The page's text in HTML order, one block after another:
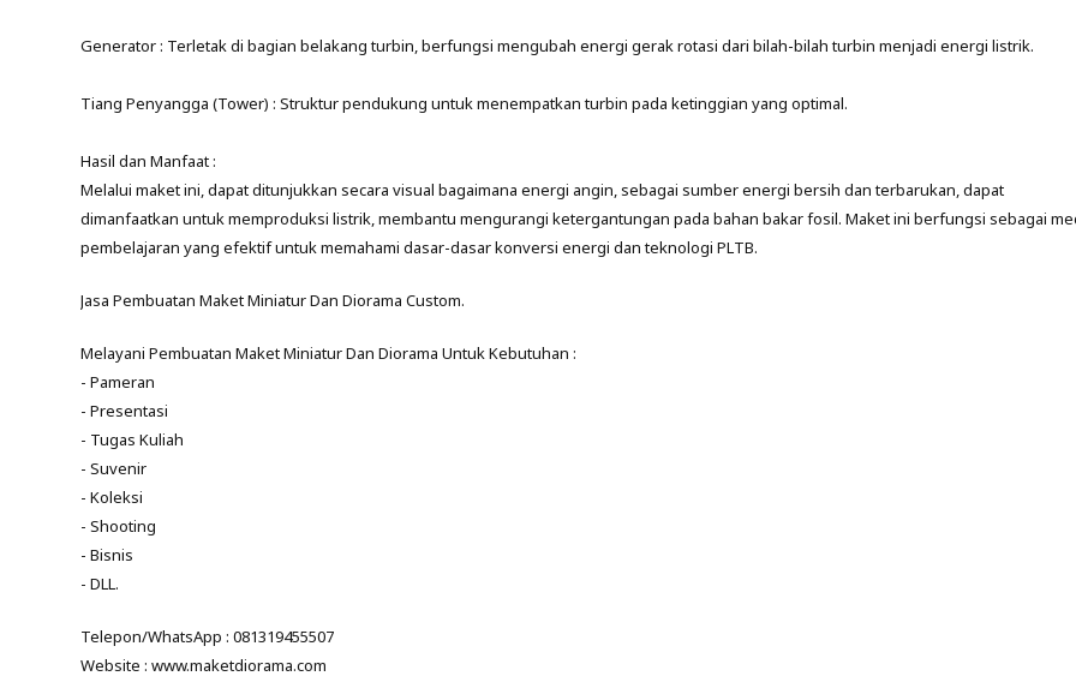
Generator : Terletak di bagian belakang turbin, berfungsi mengubah energi gerak rotasi dari bilah-bilah turbin menjadi energi listrik.
Tiang Penyangga (Tower) : Struktur pendukung untuk menempatkan turbin pada ketinggian yang optimal.
Hasil dan Manfaat :
Melalui maket ini, dapat ditunjukkan secara visual bagaimana energi angin, sebagai sumber energi bersih dan terbarukan, dapat
dimanfaatkan untuk memproduksi listrik, membantu mengurangi ketergantungan pada bahan bakar fosil. Maket ini berfungsi sebagai
pembelajaran yang efektif untuk memahami dasar-dasar konversi energi dan teknologi PLTB.
Jasa Pembuatan Maket Miniatur Dan Diorama Custom.
Melayani Pembuatan Maket Miniatur Dan Diorama Untuk Kebutuhan :
- Pameran
- Presentasi
- Tugas Kuliah
- Suvenir
- Koleksi
- Shooting
- Bisnis
- DLL.
Telepon/WhatsApp : 081319455507
Website : www.maketdiorama.com